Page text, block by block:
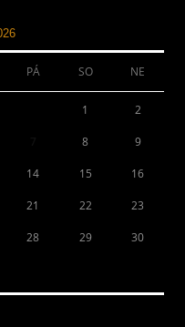
PÁ SO NE
1 2
8 9
14 15 16
21 22 23
28 29 30